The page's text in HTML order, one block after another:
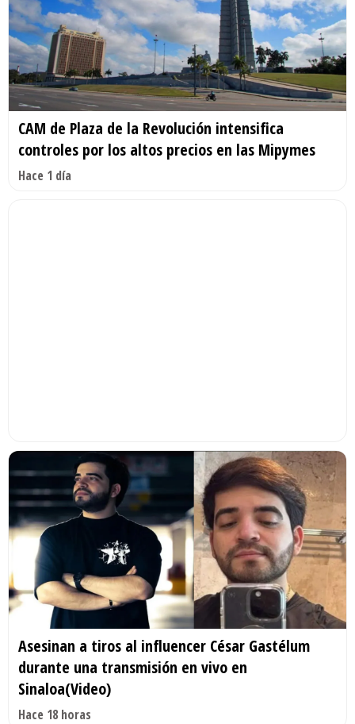
CAM de Plaza de la Revolución intensifica
controles por los altos precios en las Mipymes
Hace 1 día
Asesinan a tiros al influencer César Gastélum
durante una transmisión en vivo en
Sinaloa(Video)
Hace 18 horas